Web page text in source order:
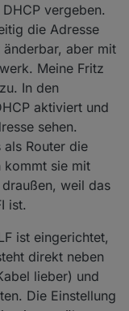
vergeben.
die Adresse
aber mit
Meine Fritz
In den
aktiviert und
sehen.
als Router die
kommt sie mit
weil das
ist.
ist eingerichtet,
direkt neben
lieber) und
Die Einstellung